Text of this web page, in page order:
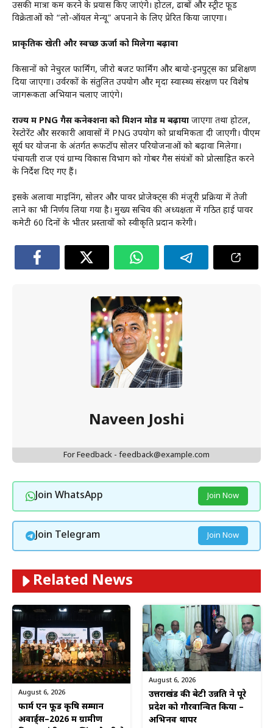
उसकी मात्रा कम करने के प्रयास किए जाएंगे। होटल, ढाबों और स्ट्रीट फूड
विक्रेताओं को “लो-ऑयल मेन्यू” अपनाने के लिए प्रेरित किया जाएगा।
प्राकृतिक खेती और स्वच्छ ऊर्जा को मिलेगा बढ़ावा
किसानों को नेचुरल फार्मिंग, जीरो बजट फार्मिंग और बायो-इनपुट्स का प्रशिक्षण
दिया जाएगा। उर्वरकों के संतुलित उपयोग और मृदा स्वास्थ्य संरक्षण पर विशेष
जागरूकता अभियान चलाए जाएंगे।
राज्य में PNG गैस कनेक्शनों को मिशन मोड में बढ़ाया जाएगा तथा होटल,
रेस्टोरेंट और सरकारी आवासों में PNG उपयोग को प्राथमिकता दी जाएगी। पीएम
सूर्य घर योजना के अंतर्गत रूफटॉप सोलर परियोजनाओं को बढ़ावा मिलेगा।
पंचायती राज एवं ग्राम्य विकास विभाग को गोबर गैस संयंत्रों को प्रोत्साहित करने
के निर्देश दिए गए हैं।
इसके अलावा माइनिंग, सोलर और पावर प्रोजेक्ट्स की मंजूरी प्रक्रिया में तेजी
लाने का भी निर्णय लिया गया है। मुख्य सचिव की अध्यक्षता में गठित हाई पावर
कमेटी 60 दिनों के भीतर प्रस्तावों को स्वीकृति प्रदान करेगी।
Naveen Joshi
For Feedback - feedback@example.com
Join WhatsApp Join Now
Join Telegram Join Now
Related News
August 6, 2026
फार्म एन फूड कृषि सम्मान
अवार्ड्स–2026 में ग्रामीण
August 6, 2026
उत्तराखंड की बेटी उन्नति ने पूरे
प्रदेश को गौरवान्वित किया –
अभिनव थापर